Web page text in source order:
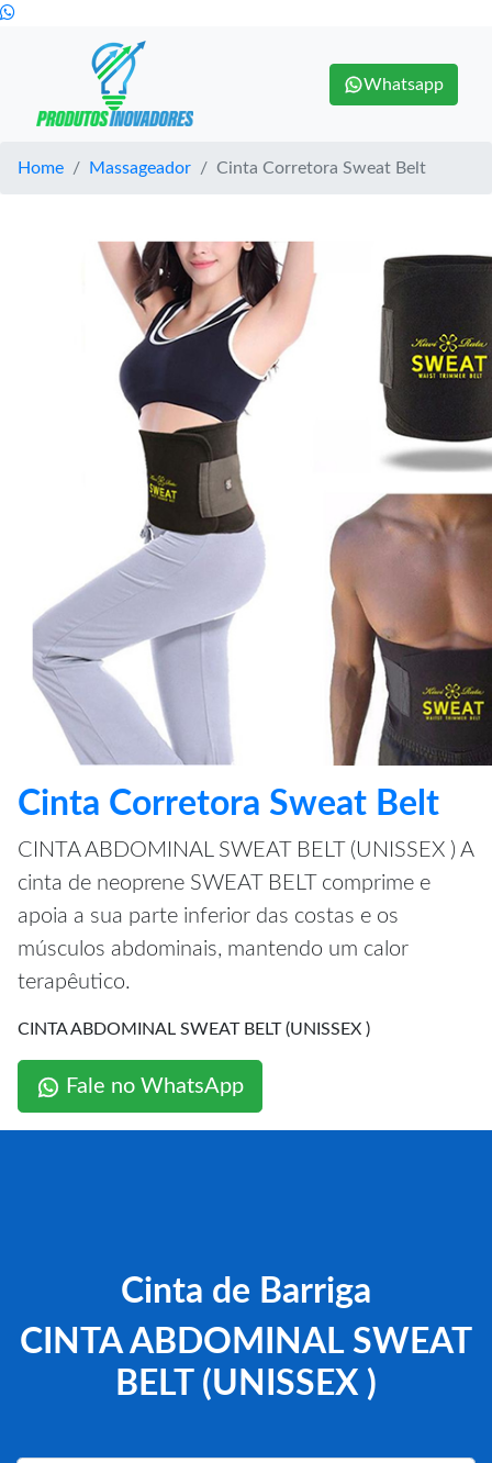
Whatsapp
Home Massageador Cinta Corretora Sweat Belt
Cinta Corretora Sweat Belt
CINTA ABDOMINAL SWEAT BELT (UNISSEX ) A
cinta de neoprene SWEAT BELT comprime e
apoia a sua parte inferior das costas e os
músculos abdominais, mantendo um calor
terapêutico.
CINTA ABDOMINAL SWEAT BELT (UNISSEX )
Fale no WhatsApp
Cinta de Barriga
CINTA ABDOMINAL SWEAT
BELT (UNISSEX )